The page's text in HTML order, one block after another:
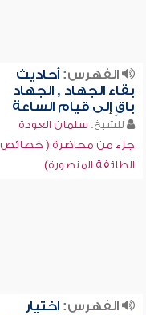
الفهرس:أحاديث
بقاء الجهاد , الجهاد
باقٍ إلى قيام الساعة
للشيخ: سلمان العودة
جزء من محاضرة ( خصائص
الطائفة المنصورة)
الفهرس:اختيار